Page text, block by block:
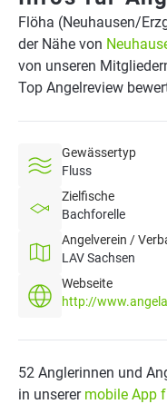
Flöha (Neuhausen/
der Nähe von
von unseren
Top Angelreview
Gewässertyp
Fluss
Zielfische
Bachforelle
Angelverein /
LAV Sachsen
Webseite
http://
52 Anglerinnen und
in unserer mobile App